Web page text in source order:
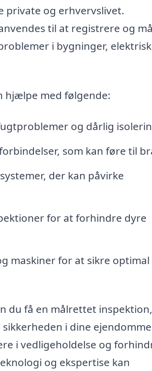
private og erhvervslivet.
til at registrere og
i bygninger,
hjælpe med følgende:
og dårlig
som kan føre til
der kan påvirke
for at forhindre dyre
maskiner for at sikre
du få en målrettet
i dine
i vedligeholdelse og
og ekspertise kan